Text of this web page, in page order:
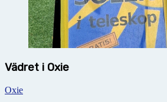
Vädret i Oxie
Oxie